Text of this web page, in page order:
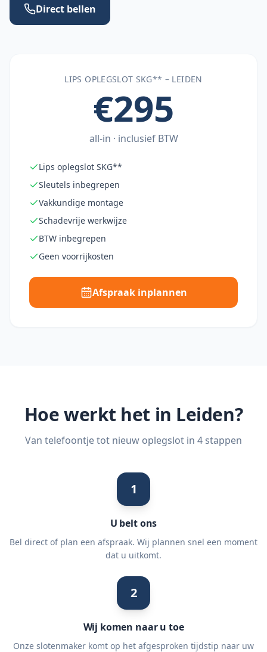
Direct bellen
LIPS OPLEGSLOT SKG** – LEIDEN
€295
all-in · inclusief BTW
Lips oplegslot SKG**
Sleutels inbegrepen
Vakkundige montage
Schadevrije werkwijze
BTW inbegrepen
Geen voorrijkosten
Afspraak inplannen
Hoe werkt het in Leiden?
Van telefoontje tot nieuw oplegslot in 4 stappen
1
U belt ons
Bel direct of plan een afspraak. Wij plannen snel een moment
dat u uitkomt.
2
Wij komen naar u toe
Onze slotenmaker komt op het afgesproken tijdstip naar uw